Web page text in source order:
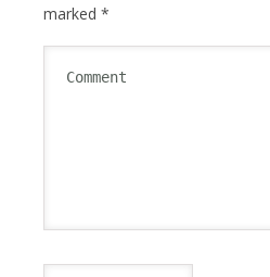
marked *